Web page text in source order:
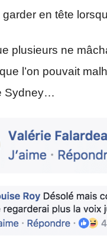
en tête
plusieurs ne
l’on pouvait
Sydney…